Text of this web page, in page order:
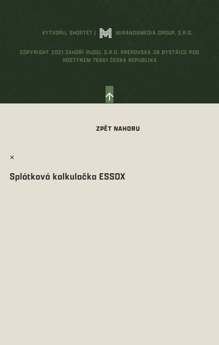
VYTVOŘIL SHOPTET | MIRANDAMEDIA GROUP, S.R.O.
COPYRIGHT 2021 ZÁHOŘÍ RUDEL S.R.O. PŘEROVSKÁ 38 BYSTŘICE POD
HOSTÝNEM 76861 ČESKÁ REPUBLIKA
×
Splátková kalkulačka ESSOX